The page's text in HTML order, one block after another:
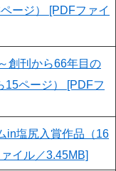
ージ） [PDFファイ
創刊から66年目の
15ページ） [PDFフ
in塩尻入賞作品（16
イル／3.45MB]